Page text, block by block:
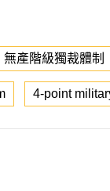
無產階級獨裁體制
4-point